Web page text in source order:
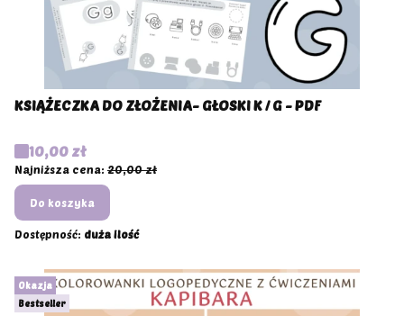
KSIĄŻECZKA DO ZŁOŻENIA- GŁOSKI K / G - PDF
Cena promocyjna
10,00 zł
Najniższa cena: 20,00 zł
Do koszyka
Dostępność: duża ilość
Okazja
Bestseller